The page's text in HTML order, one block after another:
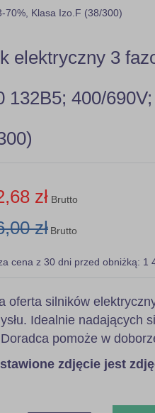
70%, Klasa Izo.F (38/300)
elektryczny 3
132B5; 400/
zł Brutto
zł Brutto
cena z 30 dni przed obniżką: 1
oferta silników
Idealnie nadających
pomoże w
zdjęcie jest